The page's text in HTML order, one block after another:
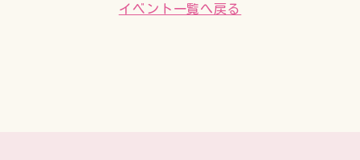
イベント一覧へ戻る